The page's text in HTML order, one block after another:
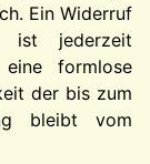
Ein Widerruf
ist jederzeit
formlose
der bis zum
bleibt vom